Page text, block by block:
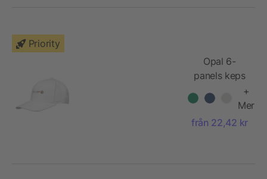
Priority
Opal 6-
panels keps
av Aware™-
återvunnet
material
+
Mer
från 22,42 kr